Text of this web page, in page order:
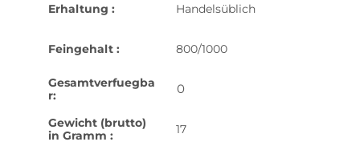
Erhaltung : Handelsüblich
Feingehalt : 800/1000
Gesamtverfuegba
r:
0
Gewicht (brutto)
in Gramm :
17